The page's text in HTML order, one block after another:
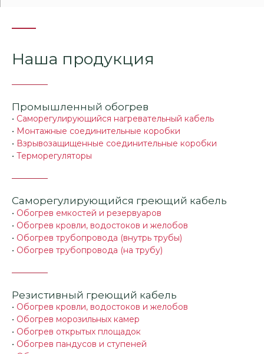
Наша продукция
Промышленный обогрев
• Саморегулирующийся нагревательный кабель
• Монтажные соединительные коробки
• Взрывозащищенные соединительные коробки
• Терморегуляторы
Саморегулирующийся греющий кабель
• Обогрев емкостей и резервуаров
• Обогрев кровли, водостоков и желобов
• Обогрев трубопровода (внутрь трубы)
• Обогрев трубопровода (на трубу)
Резистивный греющий кабель
• Обогрев кровли, водостоков и желобов
• Обогрев морозильных камер
• Обогрев открытых площадок
• Обогрев пандусов и ступеней